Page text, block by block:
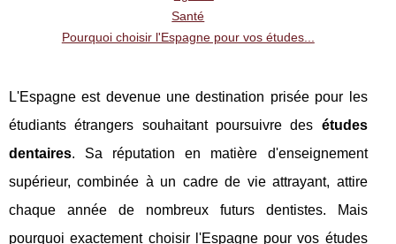
Santé
Pourquoi choisir l'Espagne pour vos études...
L'Espagne est devenue une destination prisée pour les
étudiants étrangers souhaitant poursuivre des études
dentaires. Sa réputation en matière d'enseignement
supérieur, combinée à un cadre de vie attrayant, attire
chaque année de nombreux futurs dentistes. Mais
pourquoi exactement choisir l'Espagne pour vos études